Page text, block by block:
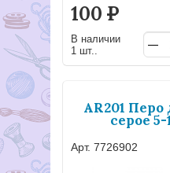
100 Р
В наличии
1 шт..
AR201
серое
Арт. 7726902